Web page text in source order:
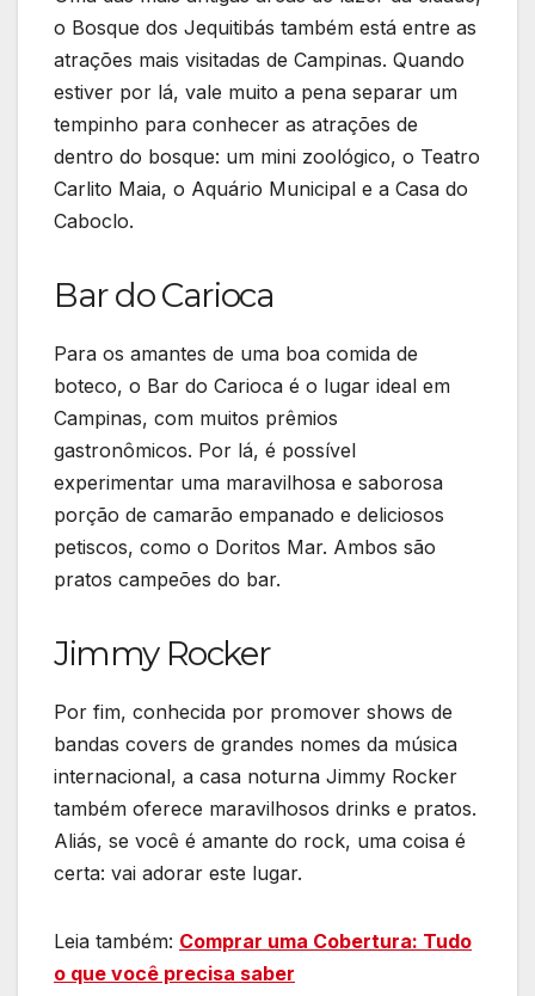
o Bosque dos Jequitibás também está entre as
atrações mais visitadas de Campinas. Quando
estiver por lá, vale muito a pena separar um
tempinho para conhecer as atrações de
dentro do bosque: um mini zoológico, o Teatro
Carlito Maia, o Aquário Municipal e a Casa do
Caboclo.
Bar do Carioca
Para os amantes de uma boa comida de
boteco, o Bar do Carioca é o lugar ideal em
Campinas, com muitos prêmios
gastronômicos. Por lá, é possível
experimentar uma maravilhosa e saborosa
porção de camarão empanado e deliciosos
petiscos, como o Doritos Mar. Ambos são
pratos campeões do bar.
Jimmy Rocker
Por fim, conhecida por promover shows de
bandas covers de grandes nomes da música
internacional, a casa noturna Jimmy Rocker
também oferece maravilhosos drinks e pratos.
Aliás, se você é amante do rock, uma coisa é
certa: vai adorar este lugar.
Leia também: Comprar uma Cobertura: Tudo
o que você precisa saber